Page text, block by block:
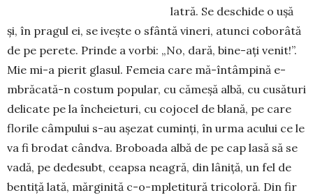
latră. Se deschide o ușă
și, în pragul ei, se ivește o sfântă vineri, atunci co­bo­râtă
de pe perete. Prin­de a vor­bi: „No, dară, bine-ați venit!”.
Mie mi-a pierit glasul. Femeia care mă-întâm­pină e-
mbră­­cată-n cos­tum popu­lar, cu că­me­șă albă, cu cu­să­turi
de­licate pe la încheieturi, cu cojocel de blană, pe care
florile câmpului s-au așezat cuminți, în urma acului ce le
va fi brodat când­va. Bro­boa­da albă de pe cap lasă să se
vadă, pe de­desubt, ceapsa neagră, din lâniță, un fel de
bentiță lată, măr­ginită c-o-mpletitură trico­lo­ră. Din fir